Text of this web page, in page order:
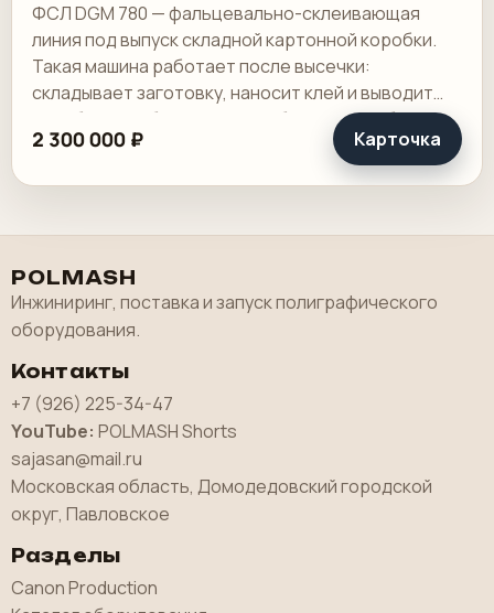
ФСЛ DGM 780 — фальцевально-склеивающая
линия под выпуск складной картонной коробки.
Такая машина работает после высечки:
складывает заготовку, наносит клей и выводит
коробку в стабильный поток без ручной сборки.
Рабочая.
2 300 000 ₽ Карточка
POLMASH
Инжиниринг, поставка и запуск полиграфического
оборудования.
Контакты
+7 (926) 225-34-47
YouTube: POLMASH Shorts
sajasan@mail.ru
Московская область, Домодедовский городской
округ, Павловское
Разделы
Canon Production